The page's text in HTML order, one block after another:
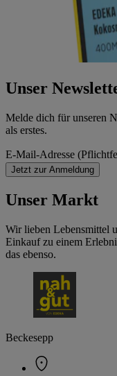
Unser
Melde dich für unseren
als erstes.
E-Mail-Adresse
Jetzt zur Anmeldung
Unser Markt
Wir lieben Lebensmittel
Einkauf zu einem
das ebenso.
Beckesepp